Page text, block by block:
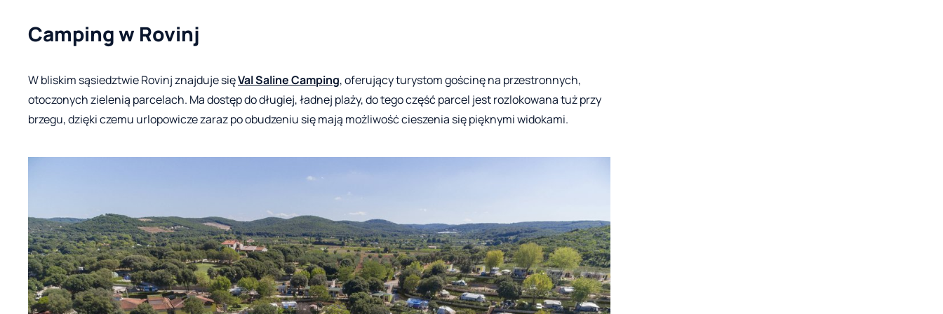
Camping w Rovinj
W bliskim sąsiedztwie Rovinj znajduje sięVal Saline Camping, oferujący turystom gościnę na przestronnych,
otoczonych zielenią parcelach. Ma dostęp do długiej, ładnej plaży, do tego część parcel jest rozlokowana tuż przy
brzegu, dzięki czemu urlopowicze zaraz po obudzeniu się mają możliwość cieszenia się pięknymi widokami.